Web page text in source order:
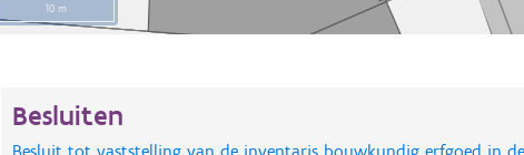
10 m
Besluiten